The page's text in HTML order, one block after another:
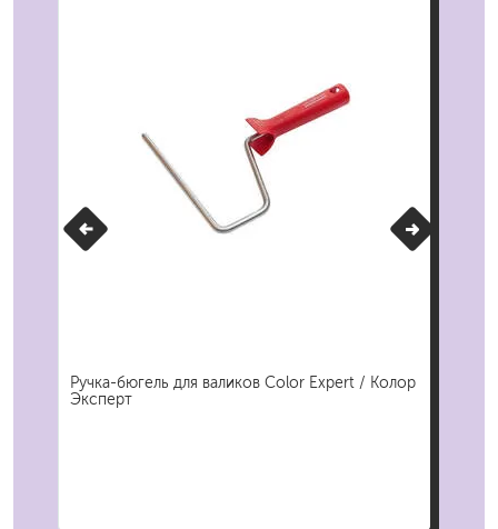
Ручка-бюгель для валиков Color Expert / Колор
Эксперт